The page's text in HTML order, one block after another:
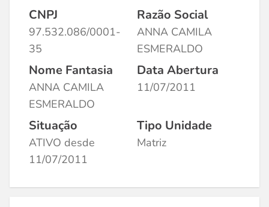
CNPJ
97.532.086/0001-
35
Razão Social
ANNA CAMILA
ESMERALDO
Nome Fantasia
ANNA CAMILA
ESMERALDO
Data Abertura
11/07/2011
Situação
ATIVO desde
11/07/2011
Tipo Unidade
Matriz